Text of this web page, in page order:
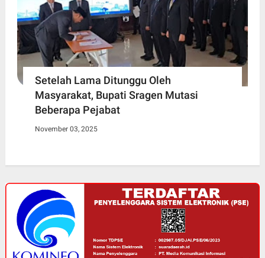
Setelah Lama Ditunggu Oleh
Masyarakat, Bupati Sragen Mutasi
Beberapa Pejabat
November 03, 2025